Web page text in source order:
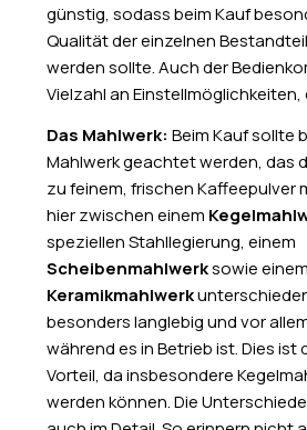
günstig, sodass beim Kauf
Qualität der einzelnen
werden sollte. Auch der
Vielzahl an Einstellmöglichkeiten,
Das Mahlwerk: Beim Kauf sollte
Mahlwerk geachtet werden, das
zu feinem, frischen Kaffeepulver
hier zwischen einem
speziellen Stahllegierung, einem
Scheibenmahlwerksowie einem
Keramikmahlwerk
besonders langlebig und vor
während es in Betrieb ist. Dies ist
Vorteil, da insbesondere
werden können. Die